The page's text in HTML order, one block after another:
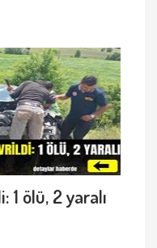
ölü, 2 yaralı